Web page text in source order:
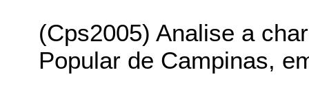
(Cps2005) Analise a
Popular de Campinas,